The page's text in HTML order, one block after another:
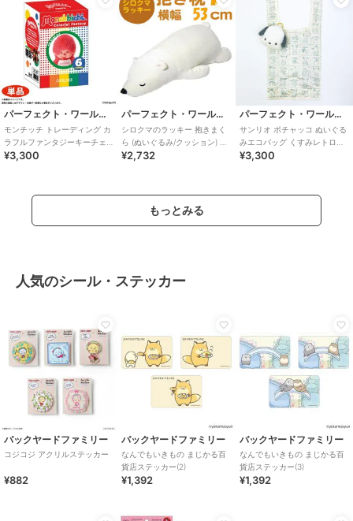
パーフェクト・ワールド・トーキョー
モンチッチ トレーディング カ
ラフルファンタジーキーチェ
ーン ぬいぐるみ 【全6種類の
¥3,300
パーフェクト・ワールド・トーキョー
シロクマのラッキー 抱きまく
ら (ぬいぐるみ/クッション) M
ホワイト ねむねむプレミアム
¥2,732
パーフェクト・ワールド・トーキョー
サンリオ ポチャッコ ぬいぐる
みエコバッグ くすみレトロシ
リーズ Sanrio
¥3,300
もっとみる
人気のシール・ステッカー
バックヤードファミリー
コジコジ アクリルステッカー
¥882
バックヤードファミリー
なんでもいきもの まじかる百
貨店ステッカー(2)
¥1,392
バックヤードファミリー
なんでもいきもの まじかる百
貨店ステッカー(3)
¥1,392